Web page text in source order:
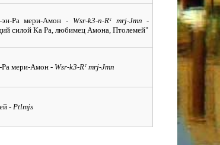
эн-Ра мери-Амон - Wsr-k3-n-Rˁ mrj-Jmn -
силой Ка Ра, любимец Амона, Птолемей"
Ра мери-Амон- Wsr-k3-Rˁ mrj-Jmn
- Ptlmjs